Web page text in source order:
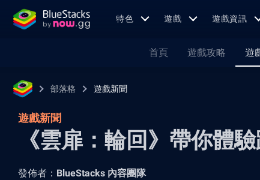
特色 遊戲 遊戲資訊
首頁 遊戲攻略 遊
部落格 遊戲新聞
遊戲新聞
《雲扉：輪回》帶你體
發佈者： BlueStacks 內容團隊